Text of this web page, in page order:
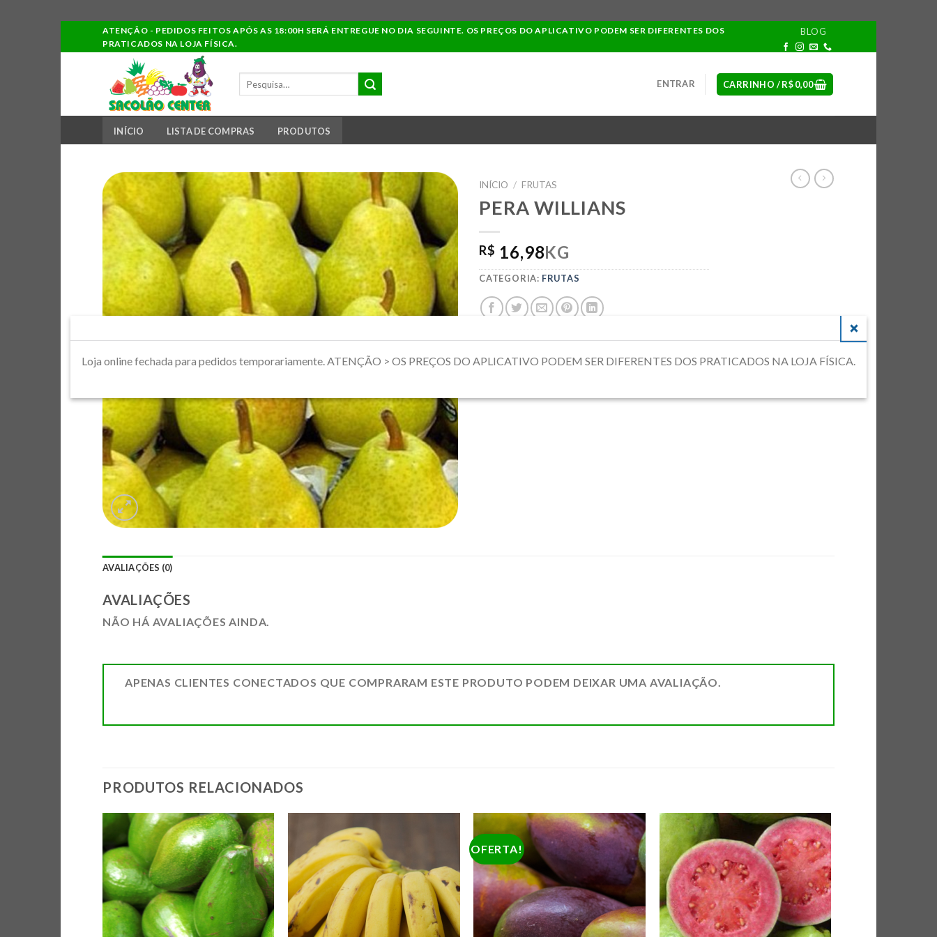
ATENÇÃO - PEDIDOS FEITOS APÓS AS 18:00H SERÁ ENTREGUE NO DIA SEGUINTE. OS PREÇOS DO APLICATIVO PODEM SER DIFERENTES DOS
PRATICADOS NA LOJA FÍSICA.
BLOG
PESQUISAR
POR:
ENTRAR CARRINHO /R$0,00
INÍCIO LISTA DE COMPRAS PRODUTOS
ADICIONAR
A LISTA DE
COMPRAS
INÍCIO / FRUTAS
PERA WILLIANS
R$ 16,98KG
CATEGORIA: FRUTAS
AVALIAÇÕES (0)
AVALIAÇÕES
NÃO HÁ AVALIAÇÕES AINDA.
APENAS CLIENTES CONECTADOS QUE COMPRARAM ESTE PRODUTO PODEM DEIXAR UMA AVALIAÇÃO.
PRODUTOS RELACIONADOS
ADICIONAR
A LISTA DE
COMPRAS
ADICIONAR
A LISTA DE
COMPRAS
OFERTA!
ADICIONAR
A LISTA DE
COMPRAS
ADICIONAR
A LISTA DE
COMPRAS
Loja online fechada para pedidos temporariamente. ATENÇÃO > OS PREÇOS DO APLICATIVO PODEM SER DIFERENTES DOS PRATICADOS NA LOJA FÍSICA.